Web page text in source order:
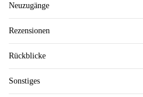
Neuzugänge
Rezensionen
Rückblicke
Sonstiges